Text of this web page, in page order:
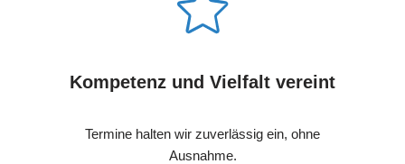
Kompetenz und Vielfalt vereint
Termine halten wir zuverlässig ein, ohne
Ausnahme.